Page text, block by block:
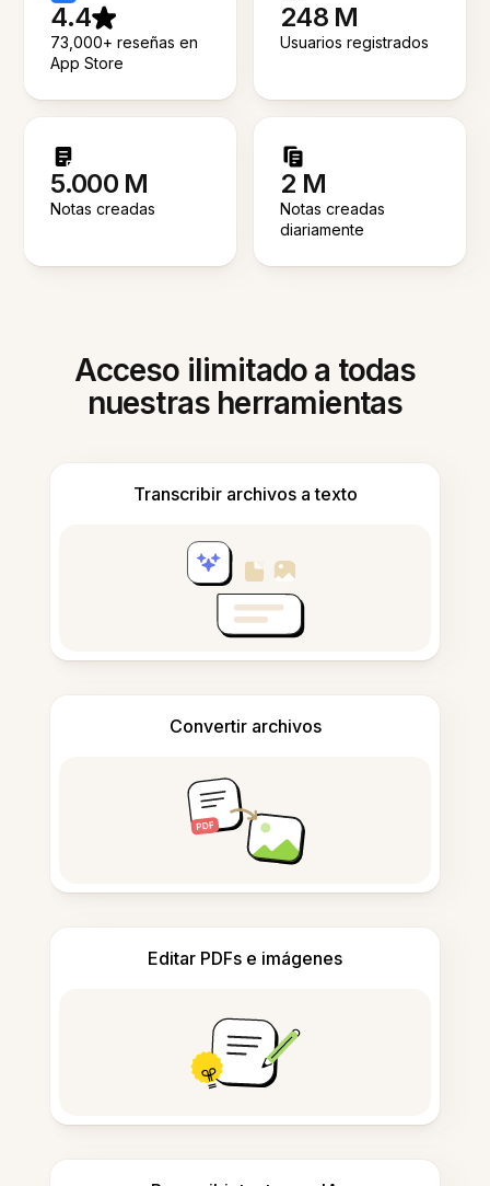
4.4
73,000+ reseñas en
App Store
248 M
Usuarios registrados
5.000 M
Notas creadas
2 M
Notas creadas
diariamente
Acceso ilimitado a todas
nuestras herramientas
Transcribir archivos a texto
Convertir archivos
Editar PDFs e imágenes